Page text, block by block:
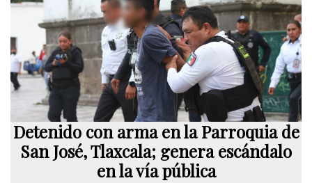
Detenido con arma en la Parroquia de
San José, Tlaxcala; genera escándalo
en la vía pública